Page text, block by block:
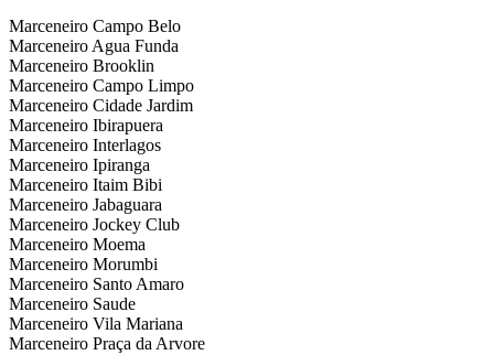
Marceneiro Campo Belo
Marceneiro Agua Funda
Marceneiro Brooklin
Marceneiro Campo Limpo
Marceneiro Cidade Jardim
Marceneiro Ibirapuera
Marceneiro Interlagos
Marceneiro Ipiranga
Marceneiro Itaim Bibi
Marceneiro Jabaguara
Marceneiro Jockey Club
Marceneiro Moema
Marceneiro Morumbi
Marceneiro Santo Amaro
Marceneiro Saude
Marceneiro Vila Mariana
Marceneiro Praça da Arvore